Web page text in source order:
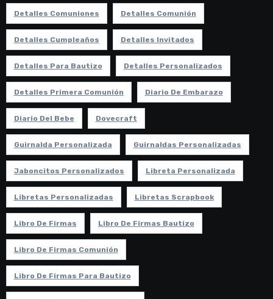
Detalles Comuniones Detalles Comunión
Detalles Cumpleaños Detalles Invitados
Detalles Para Bautizo Detalles Personalizados
Detalles Primera Comunión Diario De Embarazo
Diario Del Bebe Dovecraft
Guirnalda Personalizada Guirnaldas Personalizadas
Jaboncitos Personalizados Libreta Personalizada
Libretas Personalizadas Libretas Scrapbook
Libro De Firmas Libro De Firmas Bautizo
Libro De Firmas Comunión
Libro De Firmas Para Bautizo